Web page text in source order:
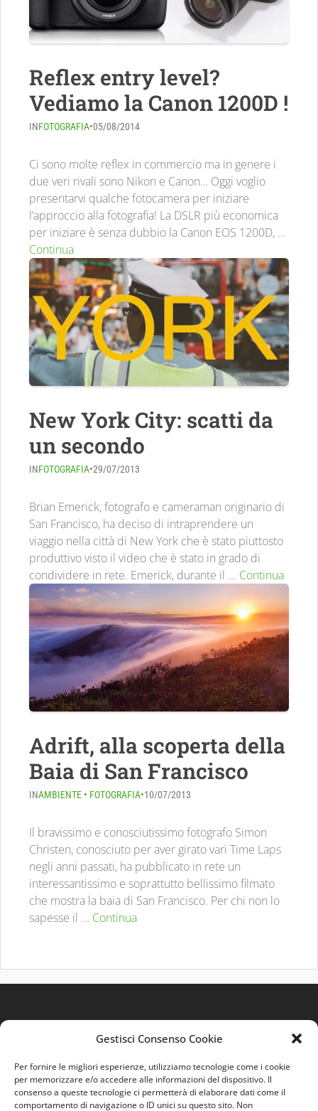
Gestisci Consenso Cookie
Per fornire le migliori esperienze, utilizziamo tecnologie come i cookie
per memorizzare e/o accedere alle informazioni del dispositivo. Il
consenso a queste tecnologie ci permetterà di elaborare dati come il
comportamento di navigazione o ID unici su questo sito. Non
Reflex entry level?
Vediamo la Canon 1200D !
INFOTOGRAFIA•05/08/2014
Ci sono molte reflex in commercio ma in genere i
due veri rivali sono Nikon e Canon… Oggi voglio
presentarvi qualche fotocamera per iniziare
l’approccio alla fotografia! La DSLR più economica
per iniziare è senza dubbio la Canon EOS 1200D, ...
Continua
New York City: scatti da
un secondo
INFOTOGRAFIA•29/07/2013
Brian Emerick, fotografo e cameraman originario di
San Francisco, ha deciso di intraprendere un
viaggio nella città di New York che è stato piuttosto
produttivo visto il video che è stato in grado di
condividere in rete. Emerick, durante il ... Continua
Adrift, alla scoperta della
Baia di San Francisco
INAMBIENTE • FOTOGRAFIA•10/07/2013
Il bravissimo e conosciutissimo fotografo Simon
Christen, conosciuto per aver girato vari Time Laps
negli anni passati, ha pubblicato in rete un
interessantissimo e soprattutto bellissimo filmato
che mostra la baia di San Francisco. Per chi non lo
sapesse il ... Continua